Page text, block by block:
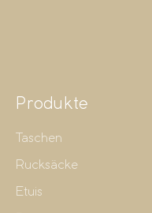
Produkte
Taschen
Rucksäcke
Etuis